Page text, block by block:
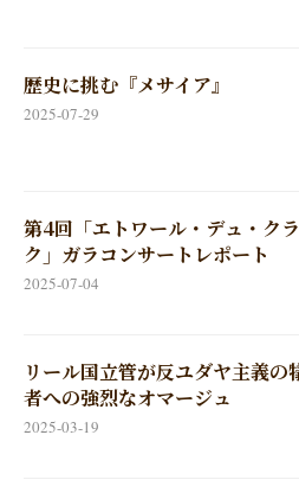
歴史に挑む『メサイア』
2025-07-29
第4回「エトワール・デュ・ク
ク」ガラコンサートレポート
2025-07-04
リール国立管が反ユダヤ主義の
者への強烈なオマージュ
2025-03-19